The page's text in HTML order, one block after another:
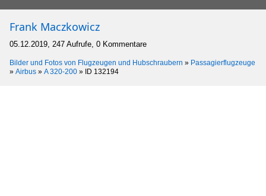
Frank Maczkowicz
05.12.2019, 247 Aufrufe, 0 Kommentare
Bilder und Fotos von Flugzeugen und Hubschraubern » Passagierflugzeuge
» Airbus » A 320-200 » ID 132194